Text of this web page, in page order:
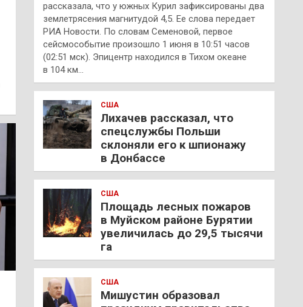
рассказала, что у южных Курил зафиксированы два
землетрясения магнитудой 4,5. Ее слова передает
РИА Новости. По словам Семеновой, первое
сейсмособытие произошло 1 июня в 10:51 часов
(02:51 мск). Эпицентр находился в Тихом океане
в 104 км…
США
Лихачев рассказал, что
спецслужбы Польши
склоняли его к шпионажу
в Донбассе
США
Площадь лесных пожаров
в Муйском районе Бурятии
увеличилась до 29,5 тысячи
га
США
Мишустин образовал